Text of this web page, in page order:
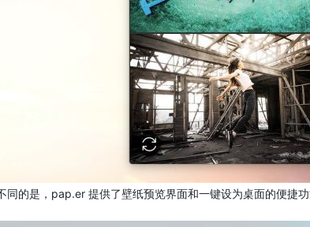
的是，pap.er 提供了壁纸预览界面和一键设为桌面的便捷